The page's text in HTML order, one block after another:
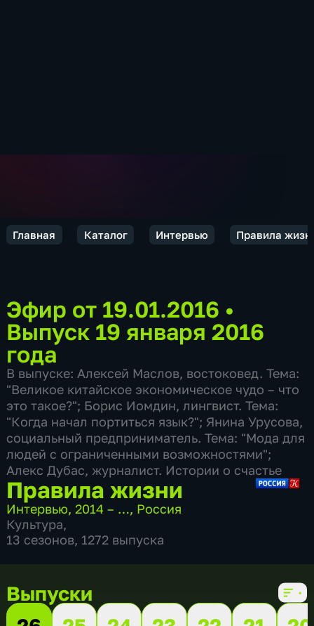
Главная Каталог Интервью Правила
Эфир от 19.01.2016 •
Выпуск 19 января 2016
года
В выпуске: Алексей Маслов, востоковед. Тема:
"Великое китайское экономическое чудо – что
это такое?"; Борис Иомдин, лингвист. Тема:
"Когда начал портиться язык?"; Янина Урусова,
социальный предприниматель. Тема: "Мода для
людей с ограниченными возможностями";
Алекс Дубас, журналист. Истории о счастье
Правила жизни
Интервью,2014 – …, Россия
Культура,
13 сезонов, 1272 выпуска
Выпуски